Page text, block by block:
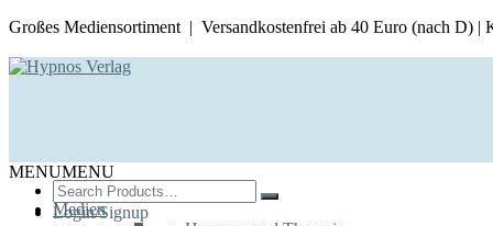
Großes Mediensortiment | Versandkostenfrei ab 40 Euro (nach D) |
Search
for:
Login/Signup
MENUMENU
Medien